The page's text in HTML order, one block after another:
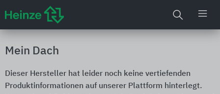
Mein Dach
Dieser Hersteller hat leider noch keine vertiefenden
Produktinformationen auf unserer Plattform hinterlegt.